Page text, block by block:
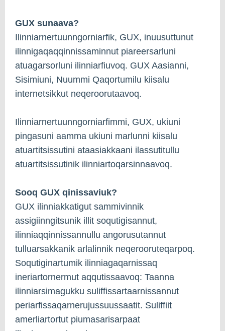
GUX sunaava?
Ilinniarnertuunngorniarfik, GUX, inuusuttunut
ilinnigaqaqqinnissaminnut piareersarluni
atuagarsorluni ilinniarfiuvoq. GUX Aasianni,
Sisimiuni, Nuummi Qaqortumilu kiisalu
internetsikkut neqeroorutaavoq.
Ilinniarnertuunngorniarfimmi, GUX, ukiuni
pingasuni aamma ukiuni marlunni kiisalu
atuartitsissutini ataasiakkaani ilassutitullu
atuartitsissutinik ilinniartoqarsinnaavoq.
Sooq GUX qinissaviuk?
GUX ilinniakkatigut sammivinnik
assigiinngitsunik illit soqutigisannut,
ilinniaqqinnissannullu angorusutannut
tulluarsakkanik arlalinnik neqerooruteqarpoq.
Soqutiginartumik ilinniagaqarnissaq
ineriartornermut aqqutissaavoq: Taanna
ilinniarsimagukku suliffissartaarnissannut
periarfissaqarnerujussuussaatit. Suliffiit
amerliartortut piumasarisarpaat